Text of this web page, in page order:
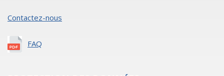
Contactez-nous
FAQ